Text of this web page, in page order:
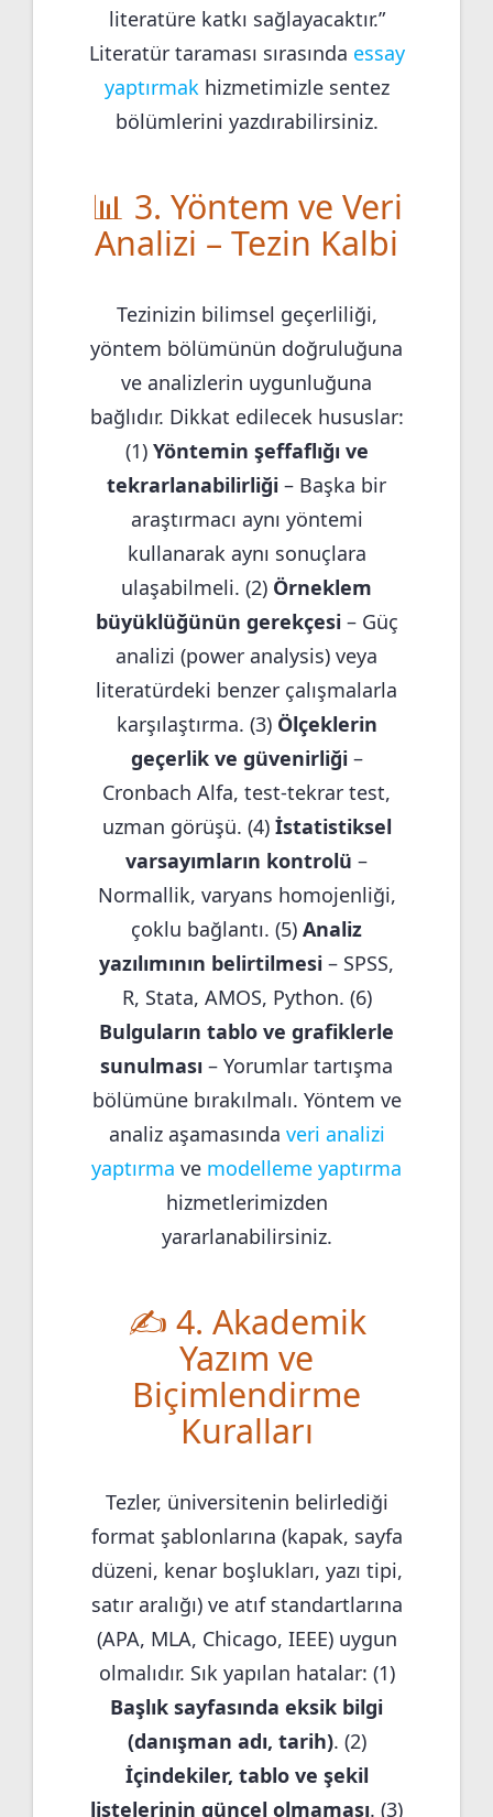
literatüre katkı sağlayacaktır.”
Literatür taraması sırasında essay
yaptırmakhizmetimizle sentez
bölümlerini yazdırabilirsiniz.
📊 3. Yöntem ve Veri
Analizi – Tezin Kalbi
Tezinizin bilimsel geçerliliği,
yöntem bölümünün doğruluğuna
ve analizlerin uygunluğuna
bağlıdır. Dikkat edilecek hususlar:
(1) Yöntemin şeffaflığı ve
tekrarlanabilirliği – Başka bir
araştırmacı aynı yöntemi
kullanarak aynı sonuçlara
ulaşabilmeli. (2) Örneklem
büyüklüğünün gerekçesi – Güç
analizi (power analysis) veya
literatürdeki benzer çalışmalarla
karşılaştırma. (3) Ölçeklerin
geçerlik ve güvenirliği –
Cronbach Alfa, test-tekrar test,
uzman görüşü. (4) İstatistiksel
varsayımların kontrolü –
Normallik, varyans homojenliği,
çoklu bağlantı. (5) Analiz
yazılımının belirtilmesi – SPSS,
R, Stata, AMOS, Python. (6)
Bulguların tablo ve grafiklerle
sunulması – Yorumlar tartışma
bölümüne bırakılmalı. Yöntem ve
analiz aşamasında veri analizi
yaptırma ve modelleme yaptırma
hizmetlerimizden
yararlanabilirsiniz.
✍️ 4. Akademik
Yazım ve
Biçimlendirme
Kuralları
Tezler, üniversitenin belirlediği
format şablonlarına (kapak, sayfa
düzeni, kenar boşlukları, yazı tipi,
satır aralığı) ve atıf standartlarına
(APA, MLA, Chicago, IEEE) uygun
olmalıdır. Sık yapılan hatalar: (1)
Başlık sayfasında eksik bilgi
(danışman adı, tarih). (2)
İçindekiler, tablo ve şekil
listelerinin güncel olmaması. (3)